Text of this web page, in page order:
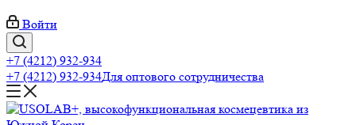
Войти
+7 (4212) 932-934
+7 (4212) 932-934Для оптового сотрудничества